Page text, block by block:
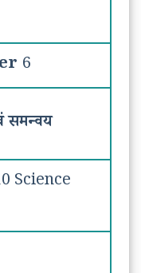
6
समन्वय
Science